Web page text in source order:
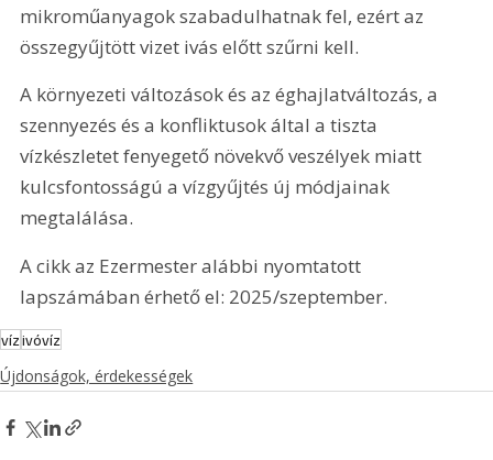
mikroműanyagok szabadulhatnak fel, ezért az
összegyűjtött vizet ivás előtt szűrni kell.
A környezeti változások és az éghajlatváltozás, a
szennyezés és a konfliktusok által a tiszta
vízkészletet fenyegető növekvő veszélyek miatt
kulcsfontosságú a vízgyűjtés új módjainak
megtalálása.
A cikk az Ezermester alábbi nyomtatott
lapszámában érhető el: 2025/szeptember.
vízivóvíz
Újdonságok, érdekességek